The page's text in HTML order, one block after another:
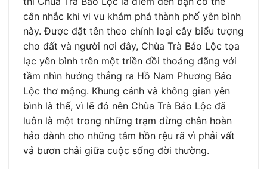
cân nhắc khi vi vu khám phá thành phố yên bình
này. Được đặt tên theo chính loại cây biểu tượng
cho đất và người nơi đây, Chùa Trà Bảo Lộc tọa
lạc yên bình trên một triền đồi thoáng đãng với
tầm nhìn hướng thẳng ra Hồ Nam Phương Bảo
Lộc thơ mộng. Khung cảnh và không gian yên
bình là thế, vì lẽ đó nên Chùa Trà Bảo Lộc đã
luôn là một trong những trạm dừng chân hoàn
hảo dành cho những tâm hồn rệu rã vì phải vất
vả bươn chải giữa cuộc sống đời thường.